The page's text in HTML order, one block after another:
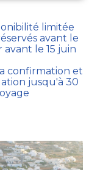
limitée
avant le
avant le 15 juin
confirmation et
jusqu'à 30